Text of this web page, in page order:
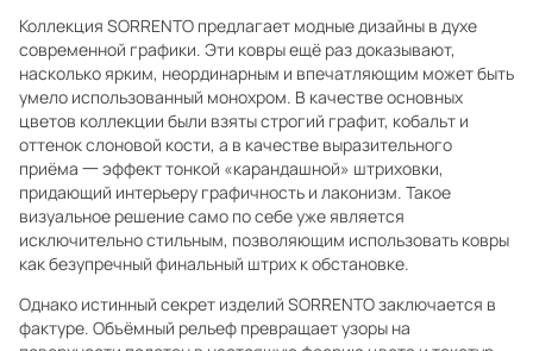
Коллекция SORRENTO предлагает модные дизайны в духе
современной графики. Эти ковры ещё раз доказывают,
насколько ярким, неординарным и впечатляющим может быть
умело использованный монохром. В качестве основных
цветов коллекции были взяты строгий графит, кобальт и
оттенок слоновой кости, а в качестве выразительного
приёма 一 эффект тонкой «карандашной» штриховки,
придающий интерьеру графичность и лаконизм. Такое
визуальное решение само по себе уже является
исключительно стильным, позволяющим использовать ковры
как безупречный финальный штрих к обстановке.
Однако истинный секрет изделий SORRENTO заключается в
фактуре. Объёмный рельеф превращает узоры на